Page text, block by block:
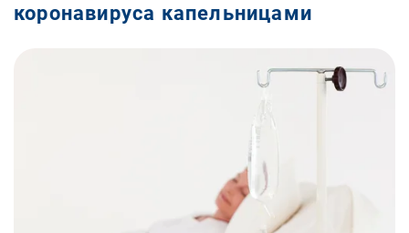
коронавируса капельницами